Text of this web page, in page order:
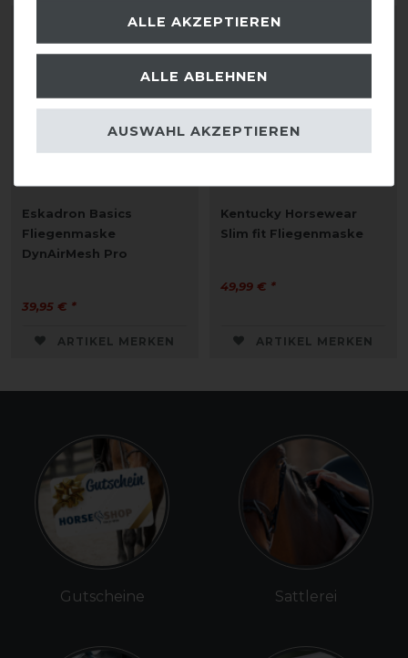
Eskadron Basics
Fliegenmaske
DynAirMesh Pro
39,95 € *
ARTIKEL MERKEN
Kentucky Horsewear
Slim fit Fliegenmaske
49,99 € *
ARTIKEL MERKEN
Gutscheine Sattlerei
ALLE AKZEPTIEREN
ALLE ABLEHNEN
AUSWAHL AKZEPTIEREN